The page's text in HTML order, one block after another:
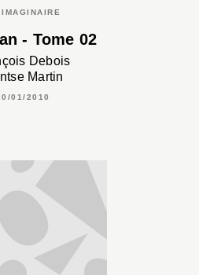
IMAGINAIRE
- Tome 02
Debois
Martin
01/2010